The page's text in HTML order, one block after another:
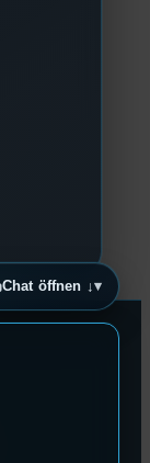
Chat öffnen ↓